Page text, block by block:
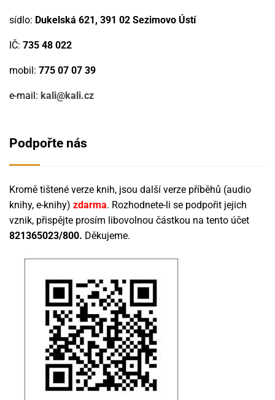
sídlo: Dukelská 621, 391 02 Sezimovo Ústí
IČ: 735 48 022
mobil: 775 07 07 39
e-mail: kali@kali.cz
Podpořte nás
Kromě tištené verze knih, jsou další verze příběhů (audio
knihy, e-knihy) zdarma. Rozhodnete-li se podpořit jejich
vznik, přispějte prosím libovolnou částkou na tento účet
821365023/800. Děkujeme.